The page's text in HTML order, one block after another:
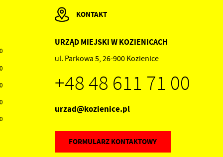
KONTAKT
URZĄD MIEJSKI W KOZIENICACH
ul. Parkowa 5, 26-900 Kozienice
+48 48 611 71 00
urzad@kozienice.pl
FORMULARZ KONTAKTOWY